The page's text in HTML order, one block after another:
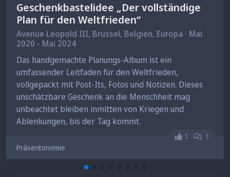
Geschenkbastelidee „Der vollständige
Plan für den Weltfrieden“
Avenue Leopold III, Brussel, Belgien, Europa · Mai
2020 - Mai 2024
Das handgemachte Planungs-Album ist ein
umfassender Leitfaden für den Weltfrieden,
vollgepackt mit Post-Its, Fotos und Notizen. Dieses
unschätzbare Geschenk an die Menschheit mag
unbeachtet bleiben inmitten von Kriegen und
Ablenkungen, bis der Tag kommt.
Gefällt mir
1
1
Präsentonomie